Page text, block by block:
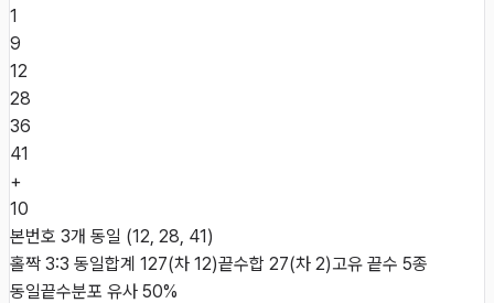
1
9
12
28
36
41
+
10
본번호 3개 동일 (12, 28, 41)
홀짝 3:3 동일합계 127(차 12)끝수합 27(차 2)고유 끝수 5종
동일끝수분포 유사 50%